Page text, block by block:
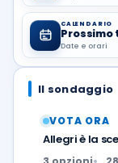
CALENDARIO
Prossimo
Date e orari
Il sondaggio
VOTA ORA
Allegri è la